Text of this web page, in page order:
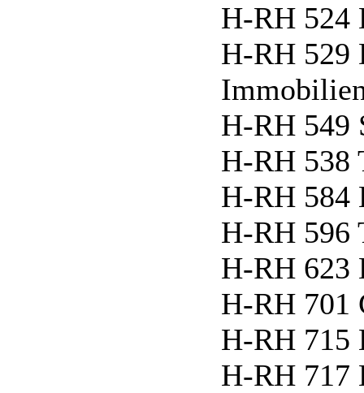
H-RH 524
H-RH 529
H-RH 549
H-RH 538
H-RH 584
H-RH 596
H-RH 623
H-RH 701
H-RH 715
H-RH 717